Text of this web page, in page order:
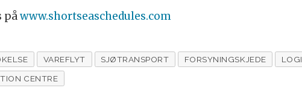
påwww.shortseaschedules.com
VAREFLYT SJØTRANSPORT FORSYNINGSKJEDE
CENTRE